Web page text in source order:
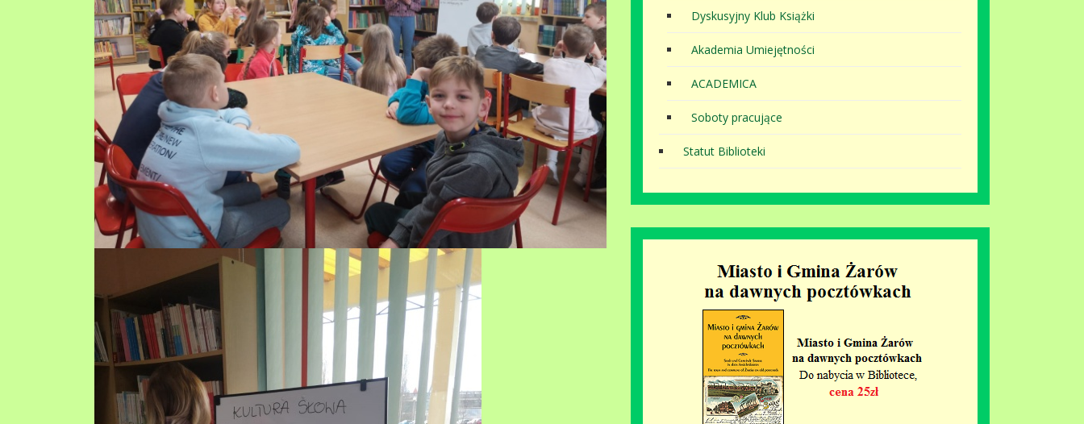
Dyskusyjny Klub Książki
Akademia Umiejętności
ACADEMICA
Soboty pracujące
Statut Biblioteki